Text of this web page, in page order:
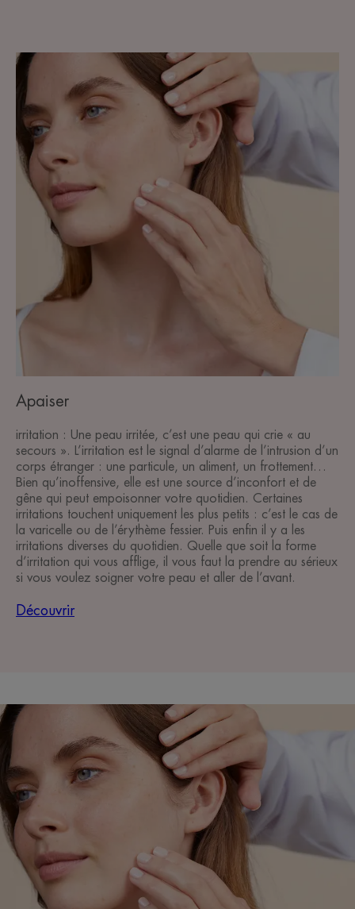
Découvrir
Apaiser
irritation : Une peau irritée, c’est une peau qui crie « au
secours ». L’irritation est le signal d’alarme de l’intrusion d’un
corps étranger : une particule, un aliment, un frottement…
Bien qu’inoffensive, elle est une source d’inconfort et de
gêne qui peut empoisonner votre quotidien. Certaines
irritations touchent uniquement les plus petits : c’est le cas de
la varicelle ou de l’érythème fessier. Puis enfin il y a les
irritations diverses du quotidien. Quelle que soit la forme
d’irritation qui vous afflige, il vous faut la prendre au sérieux
si vous voulez soigner votre peau et aller de l’avant.
Découvrir